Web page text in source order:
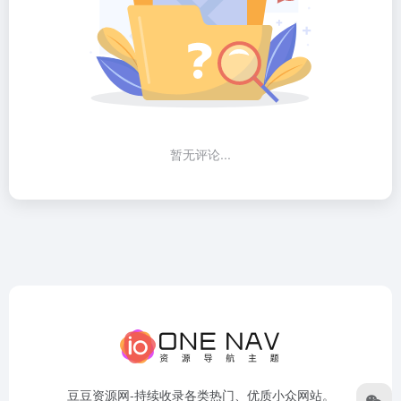
暂无评论...
豆豆资源网-持续收录各类热门、优质小众网站。